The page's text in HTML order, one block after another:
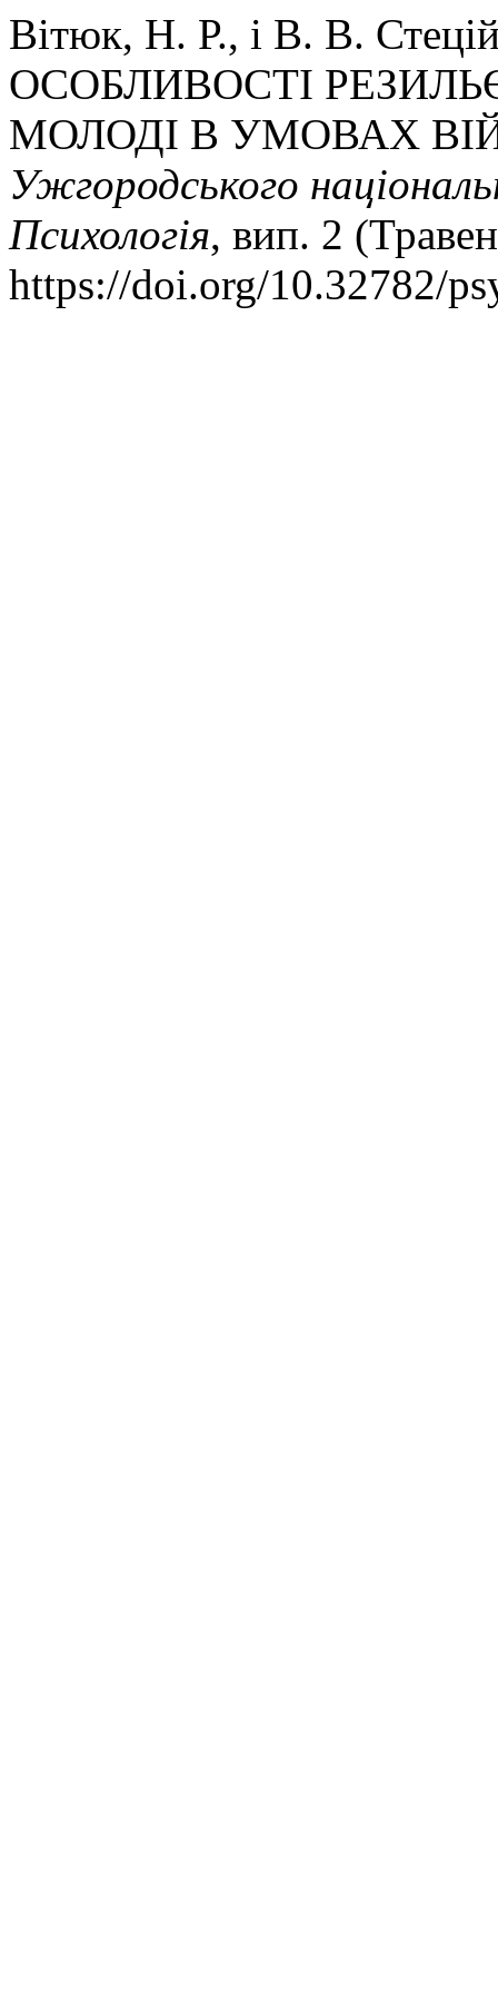
Вітюк, Н. Р., і В. В.
ОСОБЛИВОСТІ
МОЛОДІ В УМОВАХ
Ужгородського
Психологія, вип. 2
https://doi.org/10.32782/